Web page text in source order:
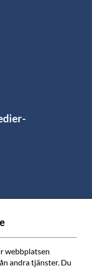
både
dag förbättrar
verkar i Sörmland.
webbplatsen
andra tjänster. Du